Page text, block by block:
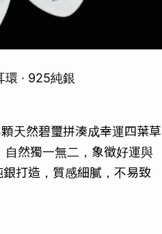
· 925純銀
天然碧璽拼湊成幸運四葉草
自然獨一無二，象徵好運與
打造，質感細膩，不易致